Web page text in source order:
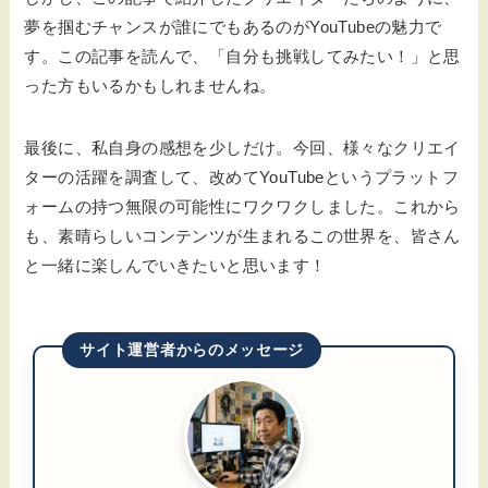
夢を掴むチャンスが誰にでもあるのがYouTubeの魅力で
す。この記事を読んで、「自分も挑戦してみたい！」と思
った方もいるかもしれませんね。
最後に、私自身の感想を少しだけ。今回、様々なクリエイ
ターの活躍を調査して、改めてYouTubeというプラットフ
ォームの持つ無限の可能性にワクワクしました。これから
も、素晴らしいコンテンツが生まれるこの世界を、皆さん
と一緒に楽しんでいきたいと思います！
サイト運営者からのメッセージ